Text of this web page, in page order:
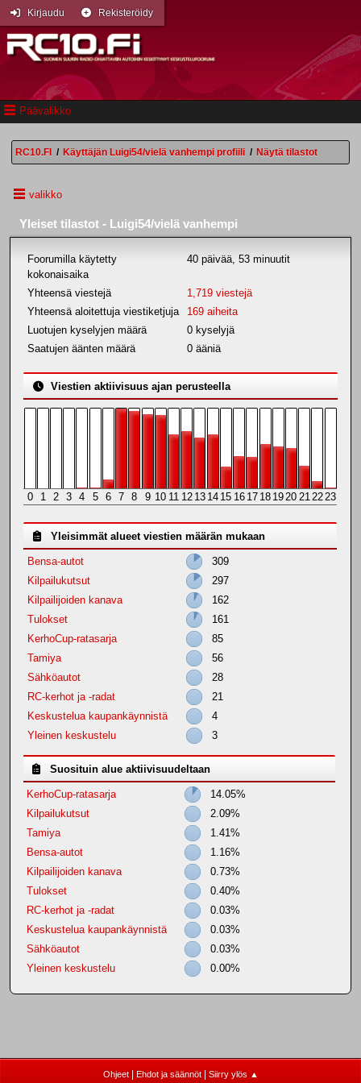
Päävalikko
Kirjaudu Rekisteröidy
RC10.FI / Käyttäjän Luigi54/vielä vanhempi profiili / Näytä tilastot
valikko
Yleiset tilastot - Luigi54/vielä vanhempi
Foorumilla käytetty
kokonaisaika
40 päivää, 53 minuutit
Yhteensä viestejä
1,719 viestejä
Yhteensä aloitettuja viestiketjuja
169 aiheita
Luotujen kyselyjen määrä
0 kyselyjä
Saatujen äänten määrä
0 ääniä
Viestien aktiivisuus ajan perusteella
0 1 2 3 4 5 6 7 8 9 10 11 12 13 14 15 16 17 18 1920 212223
Yleisimmät alueet viestien määrän mukaan
Bensa-autot
309
Kilpailukutsut
297
Kilpailijoiden kanava
162
Tulokset
161
KerhoCup-ratasarja
85
Tamiya
56
Sähköautot
28
RC-kerhot ja -radat
21
Keskustelua kaupankäynnistä
4
Yleinen keskustelu
3
Suosituin alue aktiivisuudeltaan
KerhoCup-ratasarja
14.05%
Kilpailukutsut
2.09%
Tamiya
1.41%
Bensa-autot
1.16%
Kilpailijoiden kanava
0.73%
Tulokset
0.40%
RC-kerhot ja -radat
0.03%
Keskustelua kaupankäynnistä
0.03%
Sähköautot
0.03%
Yleinen keskustelu
0.00%
Ohjeet| Ehdot ja säännöt| Siirry ylös ▲